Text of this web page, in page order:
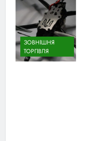
ЗОВНІШНЯ
ТОРГІВЛЯ